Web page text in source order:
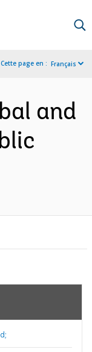
Cette page en : Français
and